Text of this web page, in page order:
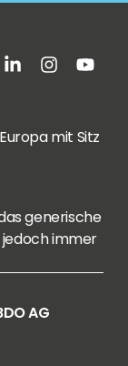
mit Sitz
generische
immer
AG